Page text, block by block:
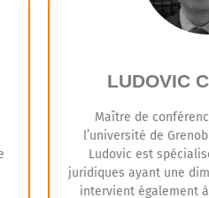
LUDOVIC
Maître de
l’université de
Ludovic est
juridiques ayant une
intervient également à